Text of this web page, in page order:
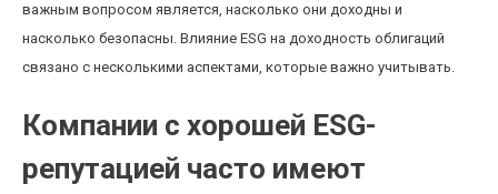
важным вопросом является, насколько они доходны и
насколько безопасны. Влияние ESG на доходность облигаций
связано с несколькими аспектами, которые важно учитывать.
Компании с хорошей ESG-
репутацией часто имеют